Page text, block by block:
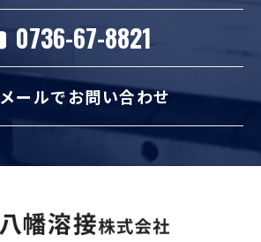
0736-67-8821
メールでお問い合わせ